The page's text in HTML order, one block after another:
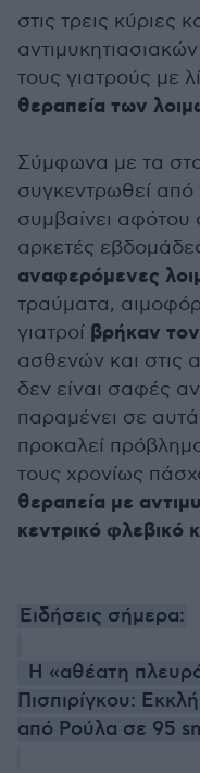
στις τρεις κύριες
τους γιατρούς με
θεραπεία των
Σύμφωνα με τα
συγκεντρωθεί από
συμβαίνει αφότου
αρκετές
αναφερόμενες
τραύματα,
γιατροί βρήκαν
ασθενών και στις
δεν είναι σαφές
παραμένει σε
προκαλεί
τους χρονίως
θεραπεία με
κεντρικό φλεβικό
Ειδήσεις σήμερα:
Η «αθέατη
Πισπιρίγκου:
από Ρούλα σε 95